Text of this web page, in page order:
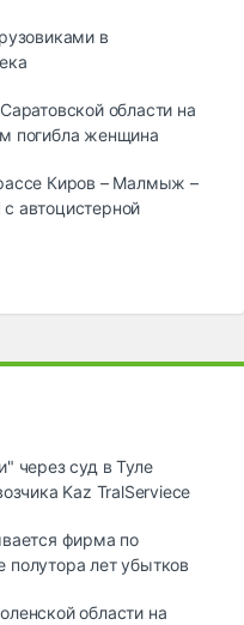
в
области на
погибла женщина
Киров – Малмыж –
автоцистерной
через суд в Туле
Kaz TralServiece
фирма по
полутора лет убытков
области на